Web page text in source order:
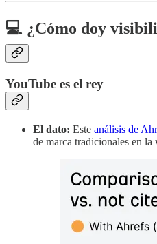
💻 ¿Cómo doy
YouTube es el rey
El dato: Este análisis de
de marca tradicionales en